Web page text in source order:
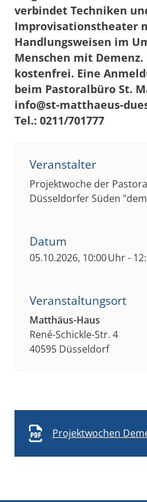
verbindet Techniken
Improvisationstheater
Handlungsweisen im
Menschen mit
kostenfrei. Eine
beim Pastoralbüro St.
info@st-matthaeus-
Tel.: 0211/701777
Veranstalter
Projektwoche der
Düsseldorfer Süden
Datum
05.10.2026, 10:00 Uhr -
Veranstaltungsort
Matthäus-Haus
René-Schickle-Str. 4
40595 Düsseldorf
Projektwochen